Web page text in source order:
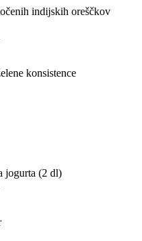
indijskih oreščkov
konsistence
jogurta (2 dl)